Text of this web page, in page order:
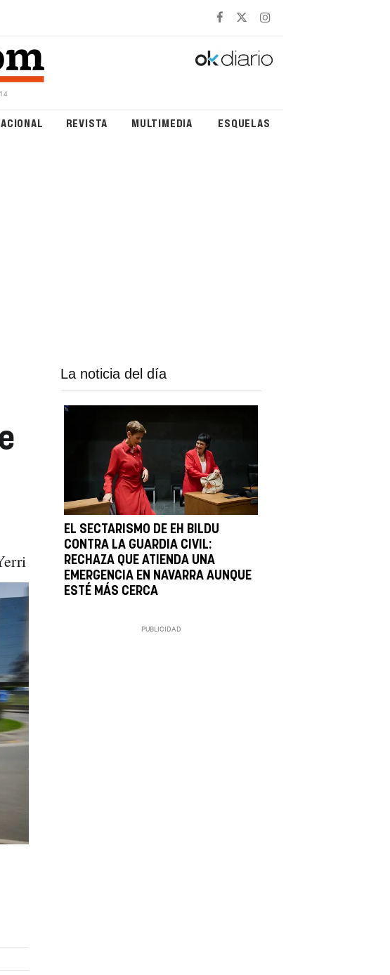
REVISTA MULTIMEDIA ESQUELAS
La noticia del día
EL SECTARISMO DE EH BILDU
CONTRA LA GUARDIA CIVIL:
RECHAZA QUE ATIENDA UNA
EMERGENCIA EN NAVARRA AUNQUE
ESTÉ MÁS CERCA